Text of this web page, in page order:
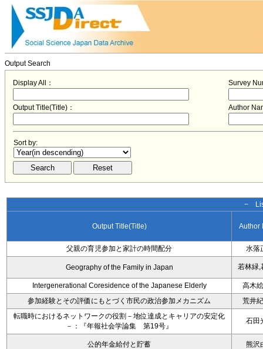
Output Search
Display All： Survey
Output Title(Title)： Author
Sort by:
−
Output Title(Title) Author
父親の育児参加と家計の時間配分 水落
Geography of the Family in Japan 若林緑,
Intergenerational Coresidence of the Japanese Elderly
高木
参加経験とその評価にもとづく市民の政治参加メカニズム
荒井
転職時におけるネットワークの役割－地位達成とキャリアの安定化
－：『年報社会学論集 第19号』
石田
公的年金給付と貯蓄 熊沢